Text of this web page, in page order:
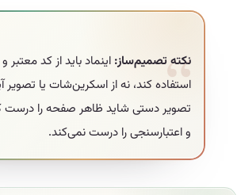
تصمیم‌ساز:اینماد باید از کد معتبر و قابل کلیک
کند، نه از اسکرین‌شات یا تصویر آپلودشده.
دستی شاید ظاهر صفحه را درست کند، اما
را درست نمی‌کند.